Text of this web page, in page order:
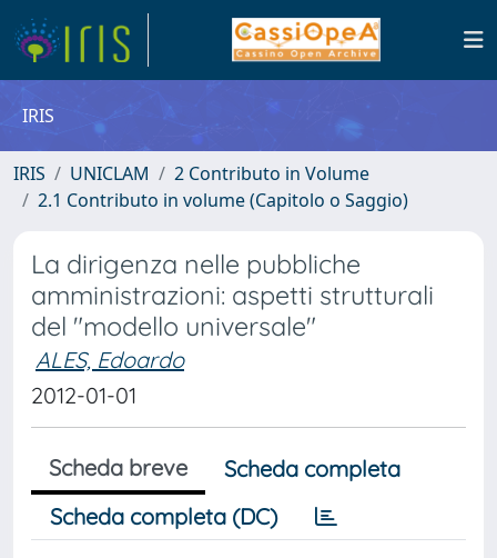
IRIS
IRIS UNICLAM
2 Contributo in Volume
2.1 Contributo in volume (Capitolo o Saggio)
La dirigenza nelle pubbliche
amministrazioni: aspetti strutturali
del "modello universale"
ALES, Edoardo
2012-01-01
Scheda breve
Scheda completa
Scheda completa (DC)